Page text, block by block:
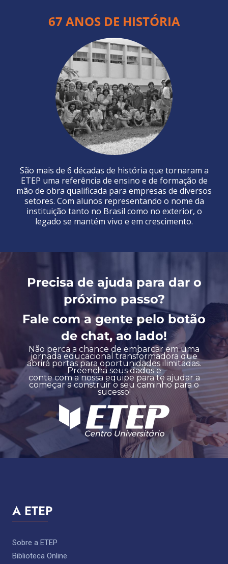
67 ANOS DE HISTÓRIA
São mais de 6 décadas de história que tornaram a
ETEP uma referência de ensino e de formação de
mão de obra qualificada para empresas de diversos
setores. Com alunos representando o nome da
instituição tanto no Brasil como no exterior, o
legado se mantém vivo e em crescimento.
Precisa de ajuda para dar o
próximo passo?
Fale com a gente pelo botão
de chat, ao lado!
Não perca a chance de embarcar em uma
jornada educacional transformadora que
abrirá portas para oportunidades ilimitadas.
Preencha seus dados e
conte com a nossa equipe para te ajudar a
começar a construir o seu caminho para o
sucesso!
A ETEP
Sobre a ETEP
Biblioteca Online